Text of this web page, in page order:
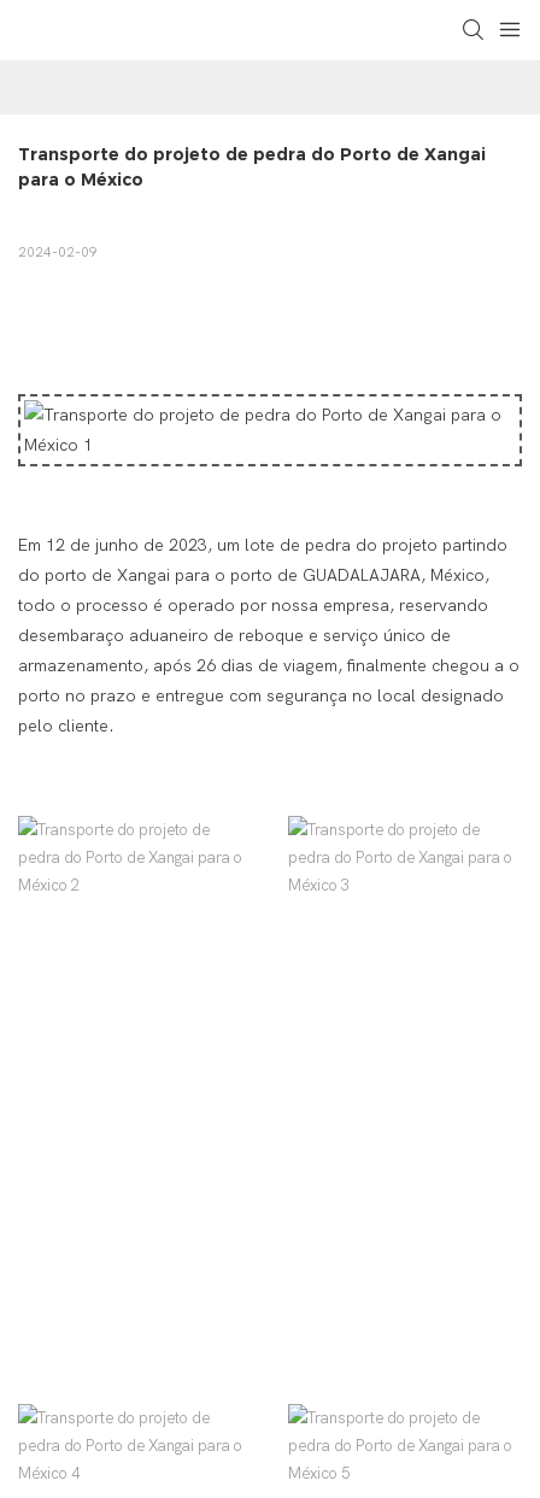
Transporte do projeto de pedra do Porto de Xangai
para o México
2024-02-09
Em 12 de junho de 2023, um lote de pedra do projeto partindo
do porto de Xangai para o porto de GUADALAJARA, México,
todo o processo é operado por nossa empresa, reservando
desembaraço aduaneiro de reboque e serviço único de
armazenamento, após 26 dias de viagem, finalmente chegou a o
porto no prazo e entregue com segurança no local designado
pelo cliente.